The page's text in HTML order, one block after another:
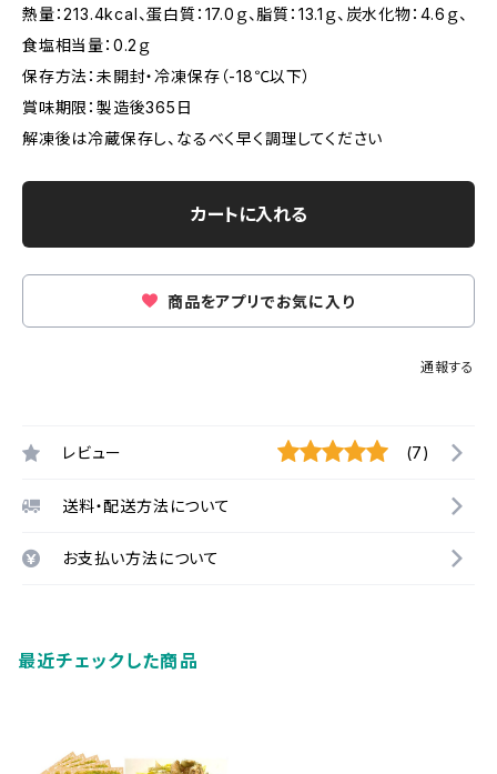
熱量：213.4kcal、蛋白質：17.0ｇ、脂質：13.1ｇ、炭水化物：4.6ｇ、
食塩相当量：0.2ｇ
保存方法：未開封・冷凍保存（-18℃以下）
賞味期限：製造後365日
解凍後は冷蔵保存し、なるべく早く調理してください
カートに入れる
商品をアプリでお気に入り
通報する
レビュー (7)
送料・配送方法について
お支払い方法について
最近チェックした商品